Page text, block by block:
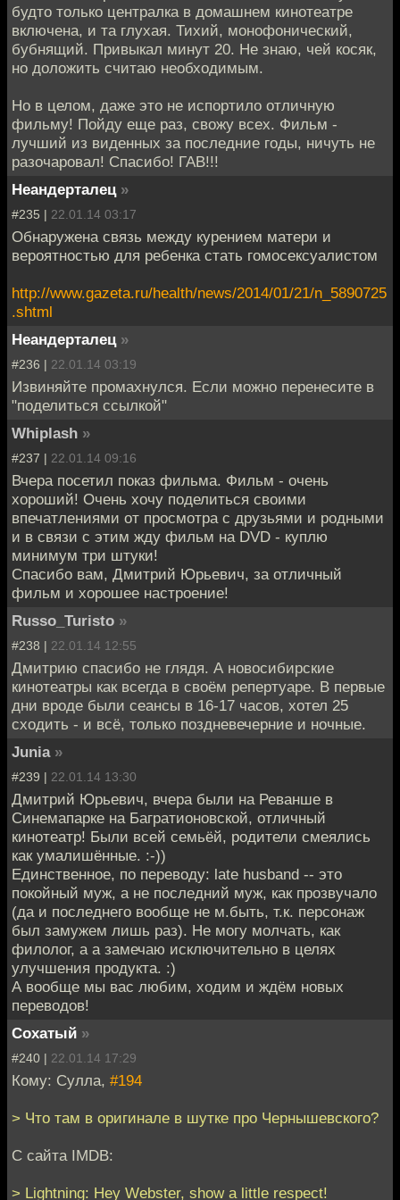
будто только централка в домашнем кинотеатре
включена, и та глухая. Тихий, монофонический,
бубнящий. Привыкал минут 20. Не знаю, чей косяк,
но доложить считаю необходимым.
Но в целом, даже это не испортило отличную
фильму! Пойду еще раз, свожу всех. Фильм -
лучший из виденных за последние годы, ничуть не
разочаровал! Спасибо! ГАВ!!!
Неандерталец »
#235 | 22.01.14 03:17
Обнаружена связь между курением матери и
вероятностью для ребенка стать гомосексуалистом
http://www.gazeta.ru/health/news/2014/01/21/n_5890725
.shtml
Неандерталец »
#236 | 22.01.14 03:19
Извиняйте промахнулся. Если можно перенесите в
"поделиться ссылкой"
Whiplash »
#237 | 22.01.14 09:16
Вчера посетил показ фильма. Фильм - очень
хороший! Очень хочу поделиться своими
впечатлениями от просмотра с друзьями и родными
и в связи с этим жду фильм на DVD - куплю
минимум три штуки!
Спасибо вам, Дмитрий Юрьевич, за отличный
фильм и хорошее настроение!
Russo_Turisto »
#238 | 22.01.14 12:55
Дмитрию спасибо не глядя. А новосибирские
кинотеатры как всегда в своём репертуаре. В первые
дни вроде были сеансы в 16-17 часов, хотел 25
сходить - и всё, только поздневечерние и ночные.
Junia »
#239 | 22.01.14 13:30
Дмитрий Юрьевич, вчера были на Реванше в
Синемапарке на Багратионовской, отличный
кинотеатр! Были всей семьёй, родители смеялись
как умалишённые. :-))
Единственное, по переводу: late husband -- это
покойный муж, а не последний муж, как прозвучало
(да и последнего вообще не м.быть, т.к. персонаж
был замужем лишь раз). Не могу молчать, как
филолог, а а замечаю исключительно в целях
улучшения продукта. :)
А вообще мы вас любим, ходим и ждём новых
переводов!
Cохатый »
#240 | 22.01.14 17:29
Кому: Сулла, #194
> Что там в оригинале в шутке про Чернышевского?
С сайта IMDB:
> Lightning: Hey Webster, show a little respect!